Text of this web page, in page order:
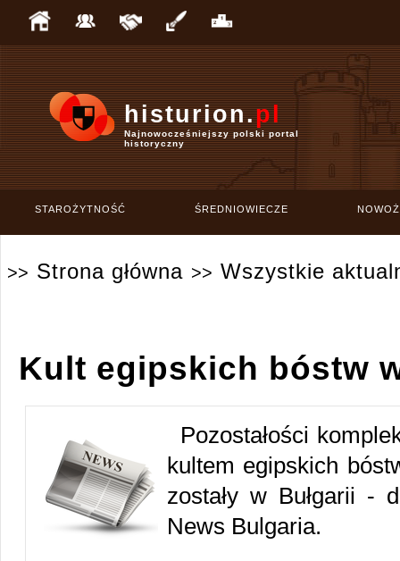
histurion.pl
Najnowocześniejszy polski portal
historyczny
STAROŻYTNOŚĆ ŚREDNIOWIECZE
>> Strona główna >> Wszystkie
Kult egipskich bóstw
Pozostałości
kultem egipskich
zostały w Bułgarii -
News Bulgaria.